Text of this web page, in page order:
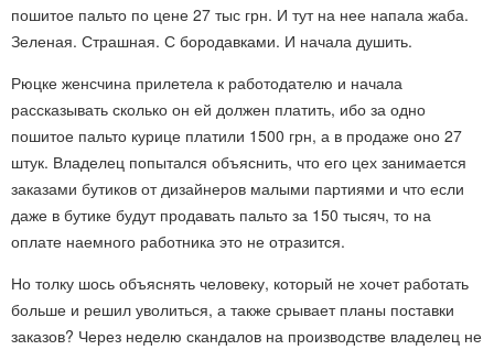
пошитое пальто по цене 27 тыс грн. И тут на нее напала жаба.
Зеленая. Страшная. С бородавками. И начала душить.
Рюцке женсчина прилетела к работодателю и начала
рассказывать сколько он ей должен платить, ибо за одно
пошитое пальто курице платили 1500 грн, а в продаже оно 27
штук. Владелец попытался объяснить, что его цех занимается
заказами бутиков от дизайнеров малыми партиями и что если
даже в бутике будут продавать пальто за 150 тысяч, то на
оплате наемного работника это не отразится.
Но толку шось объяснять человеку, который не хочет работать
больше и решил уволиться, а также срывает планы поставки
заказов? Через неделю скандалов на производстве владелец не